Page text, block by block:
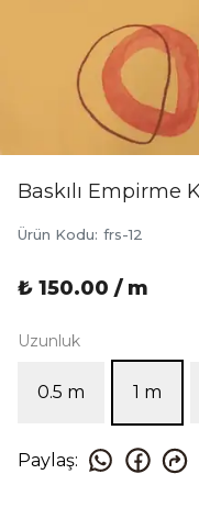
Baskılı Empirme
Ürün Kodu: frs-12
₺ 150.00 / m
Uzunluk
0.5 m 1 m
Paylaş: